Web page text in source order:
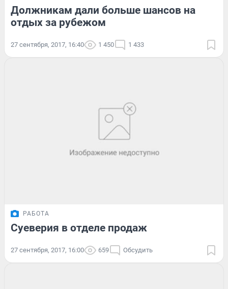
Должникам дали больше шансов на
отдых за рубежом
27 сентября, 2017, 16:40 1 450 1 433
РАБОТА
Суеверия в отделе продаж
27 сентября, 2017, 16:00 659 Обсудить